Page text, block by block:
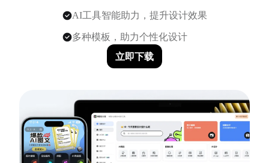
AI工具智能助力，提升设计效果
多种模板，助力个性化设计
立即下载